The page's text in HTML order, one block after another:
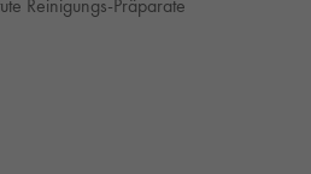
Reinigungs-Präparate